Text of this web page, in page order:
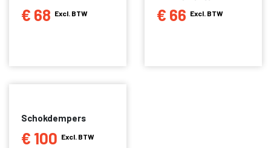
€ 68 Excl. BTW € 66 Excl. BTW
Schokdempers
€ 100 Excl. BTW